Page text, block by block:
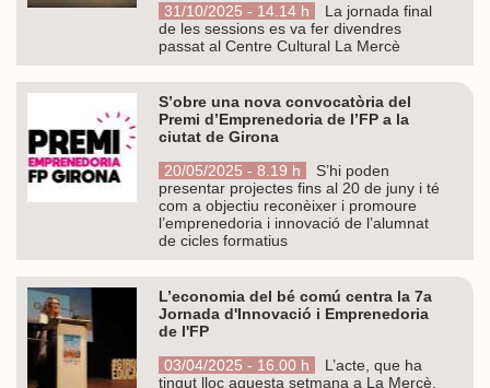
31/10/2025 - 14.14 h
La jornada final
de les sessions es va fer divendres
passat al Centre Cultural La Mercè
S’obre una nova convocatòria del
Premi d’Emprenedoria de l’FP a la
ciutat de Girona
20/05/2025 - 8.19 h
S’hi poden
presentar projectes fins al 20 de juny i té
com a objectiu reconèixer i promoure
l’emprenedoria i innovació de l’alumnat
de cicles formatius
L’economia del bé comú centra la 7a
Jornada d'Innovació i Emprenedoria
de l'FP
03/04/2025 - 16.00 h
L’acte, que ha
tingut lloc aquesta setmana a La Mercè,